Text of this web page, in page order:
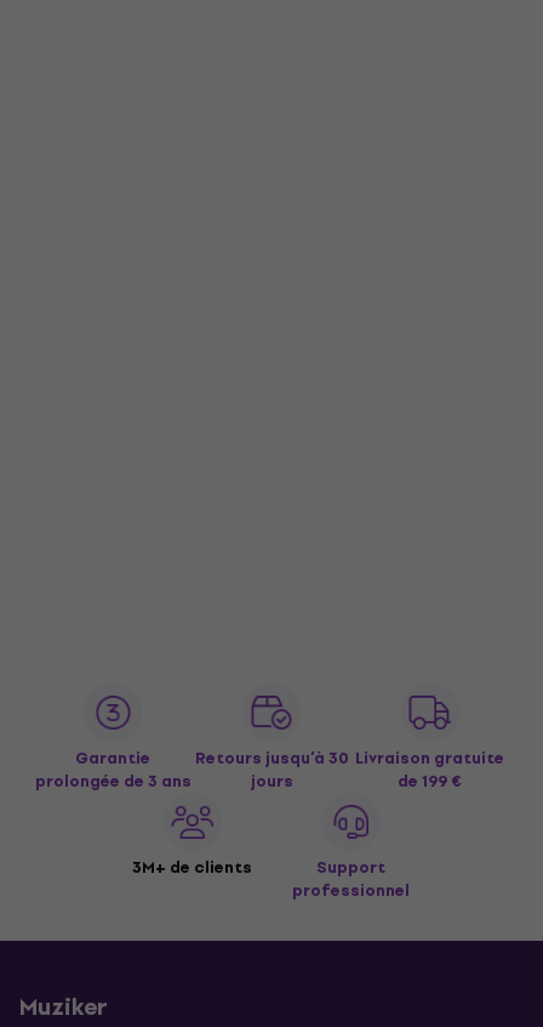
Garantie
prolongée de 3 ans
Retours jusqu’à 30
jours
Livraison gratuite
de 199 €
3M+ de clients
Support
professionnel
Muziker